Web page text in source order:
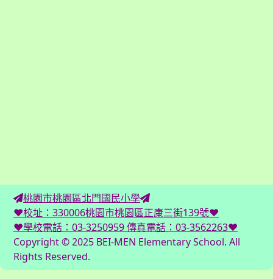
桃園市桃園區北門國民小學
♥校址：330006桃園市桃園區正康三街139號♥
♥學校電話：03-3250959 傳真電話：03-3562263♥
Copyright © 2025 BEI-MEN Elementary School. All
Rights Reserved.